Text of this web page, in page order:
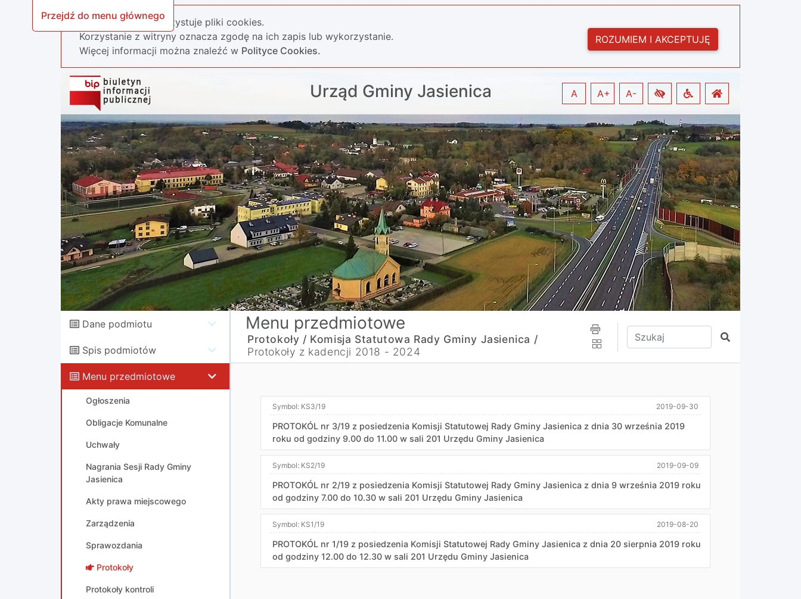
Przejdź do menu głównego
Nasza strona wykorzystuje pliki cookies.
Korzystanie z witryny oznacza zgodę na ich zapis lub wykorzystanie.
Więcej informacji można znaleźć w Polityce Cookies.
ROZUMIEM I AKCEPTUJĘ
Urząd Gminy Jasienica A A+ A-
Dane podmiotu
Spis podmiotów
Menu przedmiotowe
Ogłoszenia
Obligacje Komunalne
Uchwały
Nagrania Sesji Rady Gminy
Jasienica
Akty prawa miejscowego
Zarządzenia
Sprawozdania
Protokoły
Protokoły kontroli
Menu przedmiotowe
Protokoły / Komisja Statutowa Rady Gminy Jasienica /
Protokoły z kadencji 2018 - 2024
Wpisz tekst do wyszukania
Szukaj
Symbol: KS3/19 2019-09-30
PROTOKÓL nr 3/19 z posiedzenia Komisji Statutowej Rady Gminy Jasienica z dnia 30 września 2019
roku od godziny 9.00 do 11.00 w sali 201 Urzędu Gminy Jasienica
Symbol: KS2/19 2019-09-09
PROTOKÓL nr 2/19 z posiedzenia Komisji Statutowej Rady Gminy Jasienica z dnia 9 września 2019 roku
od godziny 7.00 do 10.30 w sali 201 Urzędu Gminy Jasienica
Symbol: KS1/19 2019-08-20
PROTOKÓL nr 1/19 z posiedzenia Komisji Statutowej Rady Gminy Jasienica z dnia 20 sierpnia 2019 roku
od godziny 12.00 do 12.30 w sali 201 Urzędu Gminy Jasienica